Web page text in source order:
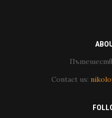
Contact us: